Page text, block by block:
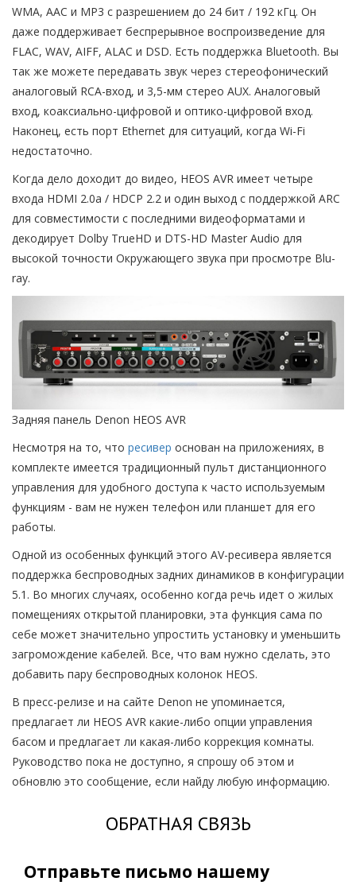
WMA, AAC и MP3 с разрешением до 24 бит / 192 кГц. Он
даже поддерживает беспрерывное воспроизведение для
FLAC, WAV, AIFF, ALAC и DSD. Есть поддержка Bluetooth. Вы
так же можете передавать звук через стереофонический
аналоговый RCA-вход, и 3,5-мм стерео AUX. Аналоговый
вход, коаксиально-цифровой и оптико-цифровой вход.
Наконец, есть порт Ethernet для ситуаций, когда Wi-Fi
недостаточно.
Когда дело доходит до видео, HEOS AVR имеет четыре
входа HDMI 2.0a / HDCP 2.2 и один выход с поддержкой ARC
для совместимости с последними видеоформатами и
декодирует Dolby TrueHD и DTS-HD Master Audio для
высокой точности Окружающего звука при просмотре Blu-
ray.
Задняя панель Denon HEOS AVR
Несмотря на то, что ресивер основан на приложениях, в
комплекте имеется традиционный пульт дистанционного
управления для удобного доступа к часто используемым
функциям - вам не нужен телефон или планшет для его
работы.
Одной из особенных функций этого AV-ресивера является
поддержка беспроводных задних динамиков в конфигурации
5.1. Во многих случаях, особенно когда речь идет о жилых
помещениях открытой планировки, эта функция сама по
себе может значительно упростить установку и уменьшить
загромождение кабелей. Все, что вам нужно сделать, это
добавить пару беспроводных колонок HEOS.
В пресс-релизе и на сайте Denon не упоминается,
предлагает ли HEOS AVR какие-либо опции управления
басом и предлагает ли какая-либо коррекция комнаты.
Руководство пока не доступно, я спрошу об этом и
обновлю это сообщение, если найду любую информацию.
ОБРАТНАЯ СВЯЗЬ
Отправьте письмо нашему